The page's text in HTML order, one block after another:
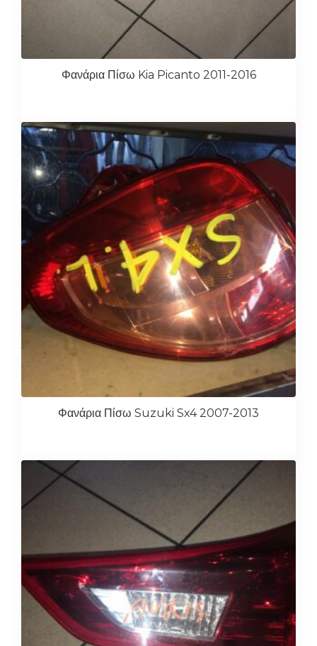
Φανάρια Πίσω Kia Picanto 2011-2016
Φανάρια Πίσω Suzuki Sx4 2007-2013